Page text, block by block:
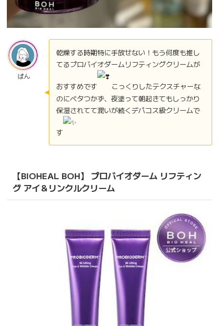
ぱん
乾燥する時期特に手放せない！もう何度も推し
てるプロバイオダームリフティングクリームが
おすすめです
こっくりしたテクスチャーな
のにベタつかず、夜塗って朝起きてもしっかり
保湿されてて潤いが続くデパコス級クリームで
す
【BIOHEAL BOH】
プロバイオダーム リフティン
グ アイ＆リンクルクリーム